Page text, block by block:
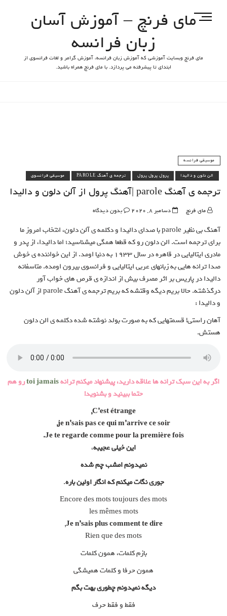
مای فرنچ – آموزش آسان
زبان فرانسه
مای فرنچ وبسایت آموزشی که آموزش زبان فرانسه، آموزش گرامر و لغات فرانسوی از
ابتدای تا پیشرفته می پردازد. با مای فرنچ همراه باشید.
M
موسیقی فرانسه
الن دلون و دالیدا پرول پرول پرول ترجمه ی آهنگ PAROLE موسیقی فرانسوی
ترجمه ی آهنگ parole |آهنگ پرول از آلن دلون و دالیدا
مای فرنچ دسامبر 8, 2020 بدون دیدگاه
آهنگ بی نظیر parole با صدای دالیدا و دکلمه ی آلن دلون، انتخاب امروز ما
برای ترجمه است. الن دلون رو که قطعا همگی میشناسید؛ اما دالیدا، از پدر و
مادری ایتالیایی در قاهره در سال 1933 به دنیا اومد. از این خواننده ی خوش
صدا ترانه هایی به زبانهای عربی ایتالیایی و فرانسوی بیرون اومده. متاسفانه
دالیدا در پاریس بر اثر مصرف بیش از اندازه ی قرص های خواب آور
درگذشته. حالا بریم دیگه وقتشه که بریم ترجمه ی آهنگ parole از آلن دلون
و دالیدا :
آهان راستی! قسمتهایی که به صورت بولد نوشته شده دکلمه ی الن دلون
هستش.
اگر به این سبک ترانه ها علاقه دارید، پیشنهاد میکنم ترانهtoi jamaisرو هم
حتما ببینید و بشنوید!
C’est étrange,
je n’sais pas ce qui m’arrive ce soir,
Je te regarde comme pour la première fois.
این خیلی عجیبه،
نمیدونم امشب چم شده
جوری نگات میکنم که انگار اولین باره.
Encore des mots toujours des mots
les mêmes mots
Je n’sais plus comment te dire
,
Rien que des mots
بازم کلمات، همون کلمات
همون حرفا و کلمات همیشگی
دیگه نمیدونم چطوری بهت بگم
فقط و فقط حرف